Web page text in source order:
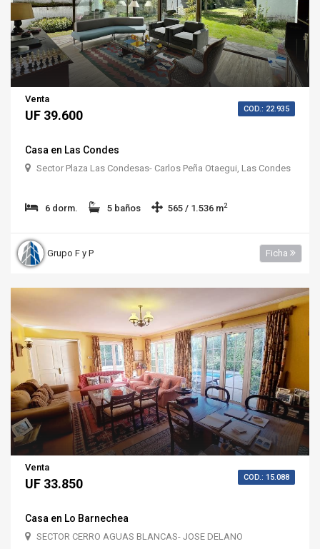
Venta
UF 39.600 COD.: 22.935
Casa en Las Condes
Sector Plaza Las Condesas- Carlos Peña Otaegui, Las Condes
6 dorm. 5 baños 565 / 1.536 m2
Grupo F y P Ficha
Venta
UF 33.850 COD.: 15.088
Casa en Lo Barnechea
SECTOR CERRO AGUAS BLANCAS- JOSE DELANO